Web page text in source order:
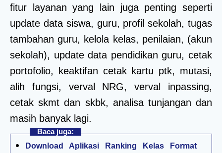
fitur layanan yang lain juga penting seperti
update data siswa, guru, profil sekolah, tugas
tambahan guru, kelola kelas, penilaian, (akun
sekolah), update data pendidikan guru, cetak
portofolio, keaktifan cetak kartu ptk, mutasi,
alih fungsi, verval NRG, verval inpassing,
cetak skmt dan skbk, analisa tunjangan dan
masih banyak lagi.
Baca juga:
Download Aplikasi Ranking Kelas Format